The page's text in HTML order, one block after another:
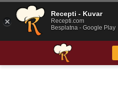
Recepti - Kuvar
Recepti.com
Besplatna - Google Play